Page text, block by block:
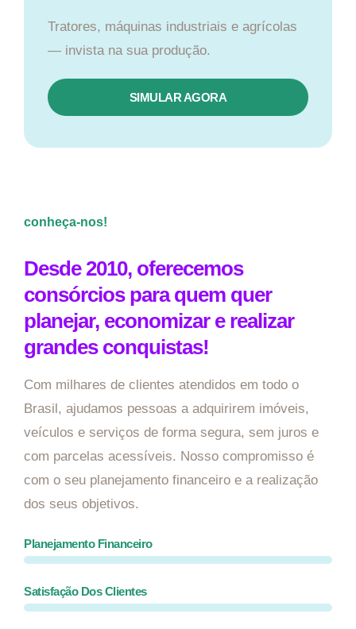
Tratores, máquinas industriais e agrícolas
— invista na sua produção.
SIMULAR AGORA
conheça-nos!
Desde 2010, oferecemos
consórcios para quem quer
planejar, economizar e realizar
grandes conquistas!
Com milhares de clientes atendidos em todo o
Brasil, ajudamos pessoas a adquirirem imóveis,
veículos e serviços de forma segura, sem juros e
com parcelas acessíveis. Nosso compromisso é
com o seu planejamento financeiro e a realização
dos seus objetivos.
Planejamento Financeiro
Satisfação Dos Clientes